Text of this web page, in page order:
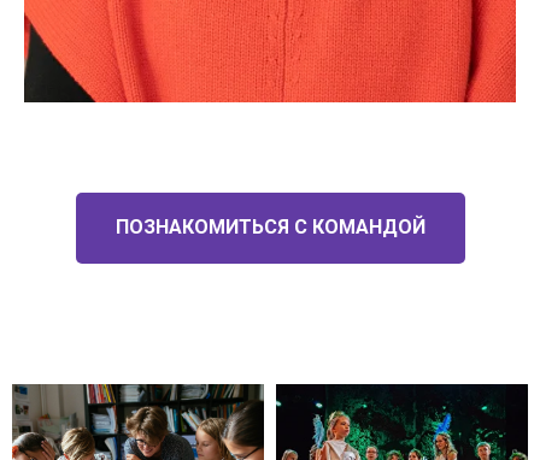
ПОЗНАКОМИТЬСЯ С КОМАНДОЙ